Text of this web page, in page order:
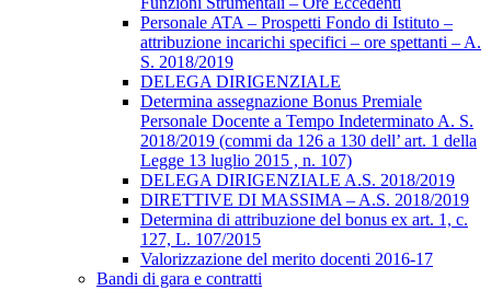
Personale ATA – Prospetti Fondo di Istituto –
attribuzione incarichi specifici – ore spettanti – A.
S. 2018/2019
DELEGA DIRIGENZIALE
Determina assegnazione Bonus Premiale
Personale Docente a Tempo Indeterminato A. S.
2018/2019 (commi da 126 a 130 dell’ art. 1 della
Legge 13 luglio 2015 , n. 107)
DELEGA DIRIGENZIALE A.S. 2018/2019
DIRETTIVE DI MASSIMA – A.S. 2018/2019
Determina di attribuzione del bonus ex art. 1, c.
127, L. 107/2015
Valorizzazione del merito docenti 2016-17
Bandi di gara e contratti